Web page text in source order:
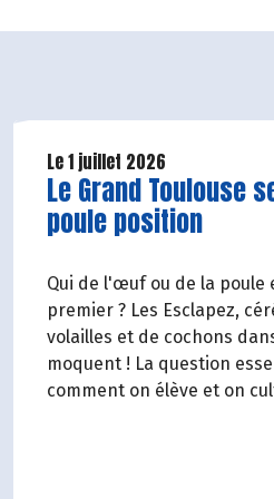
Le 1 juillet 2026
Lire la suite de
Le Grand Toulouse
poule position
Qui de l'œuf ou de la poule
premier ? Les Esclapez,
volailles et de cochons
moquent ! La question
comment on élève et on